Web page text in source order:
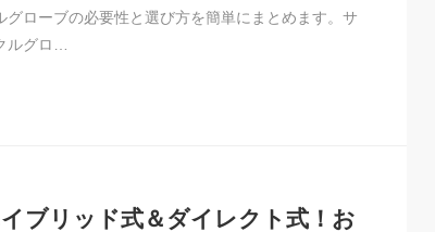
グローブの必要性と選び方を簡単にまとめます。サ
ルグロ…
ブリッド式＆ダイレクト式！お